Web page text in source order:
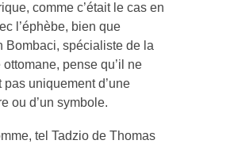
comme c’était le cas en
l’éphèbe, bien que
Bombaci, spécialiste de la
ottomane, pense qu’il ne
pas uniquement d’une
ou d’un symbole.
tel Tadzio de Thomas